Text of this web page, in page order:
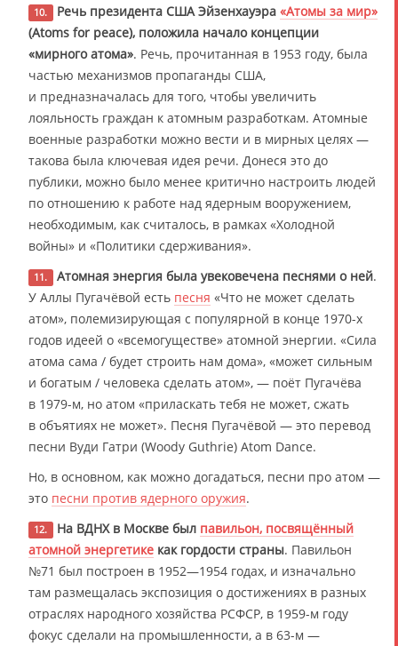
10. Речь президента США Эйзенхауэра «Атомы за мир»
(Atoms for peace), положила начало концепции
«мирного атома». Речь, прочитанная в 1953 году, была
частью механизмов пропаганды США,
и предназначалась для того, чтобы увеличить
лояльность граждан к атомным разработкам. Атомные
военные разработки можно вести и в мирных целях —
такова была ключевая идея речи. Донеся это до
публики, можно было менее критично настроить людей
по отношению к работе над ядерным вооружением,
необходимым, как считалось, в рамках «Холодной
войны» и «Политики сдерживания».
11. Атомная энергия была увековечена песнями о ней.
У Аллы Пугачёвой есть песня «Что не может сделать
атом», полемизирующая с популярной в конце 1970-х
годов идеей о «всемогуществе» атомной энергии. «Сила
атома сама / будет строить нам дома», «может сильным
и богатым / человека сделать атом», — поёт Пугачёва
в 1979-м, но атом «приласкать тебя не может, сжать
в объятиях не может». Песня Пугачёвой — это перевод
песни Вуди Гатри (Woody Guthrie) Atom Dance.
Но, в основном, как можно догадаться, песни про атом —
это песни против ядерного оружия.
12. На ВДНХ в Москве был павильон, посвящённый
атомной энергетике как гордости страны. Павильон
№71 был построен в 1952—1954 годах, и изначально
там размещалась экспозиция о достижениях в разных
отраслях народного хозяйства РСФСР, в 1959-м году
фокус сделали на промышленности, а в 63-м —